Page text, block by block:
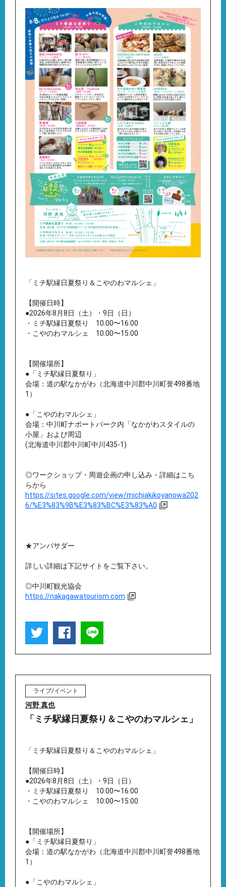
「ミチ駅縁日夏祭り＆こやのわマルシェ」
【開催日時】
●2026年8月8日（土）・9日（日）
・ミチ駅縁日夏祭り 10:00〜16:00
・こやのわマルシェ 10:00〜15:00
【開催場所】
●「ミチ駅縁日夏祭り」
会場：道の駅なかがわ（北海道中川郡中川町誉498番地
1）
●「こやのわマルシェ」
会場：中川町ナポートパーク内「なかがわスタイルの
小屋」および周辺
(北海道中川郡中川町中川435-1)
◎ワークショップ・周遊企画の申し込み・詳細はこち
らから
https://sites.google.com/view/michiakikoyanowa202
6/%E3%83%9B%E3%83%BC%E3%83%A0
★アンバサダー
詳しい詳細は下記サイトをご覧下さい。
◎中川町観光協会
https://nakagawatourism.com
ライブ/イベント
河野 真也
「ミチ駅縁日夏祭り＆こやのわマルシェ」
「ミチ駅縁日夏祭り＆こやのわマルシェ」
【開催日時】
●2026年8月8日（土）・9日（日）
・ミチ駅縁日夏祭り 10:00〜16:00
・こやのわマルシェ 10:00〜15:00
【開催場所】
●「ミチ駅縁日夏祭り」
会場：道の駅なかがわ（北海道中川郡中川町誉498番地
1）
●「こやのわマルシェ」